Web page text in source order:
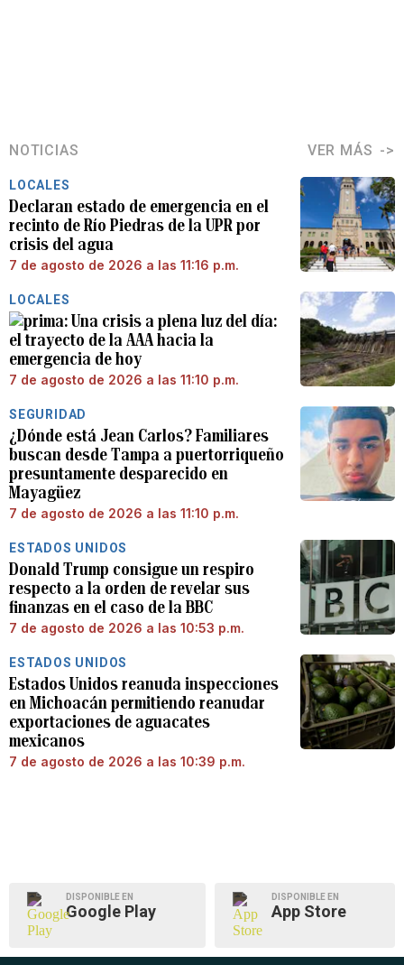
NOTICIAS VER MÁS
LOCALES
Declaran estado de emergencia en el
recinto de Río Piedras de la UPR por
crisis del agua
7 de agosto de 2026 a las 11:16 p.m.
LOCALES
Una crisis a plena luz del día:
el trayecto de la AAA hacia la
emergencia de hoy
7 de agosto de 2026 a las 11:10 p.m.
SEGURIDAD
¿Dónde está Jean Carlos? Familiares
buscan desde Tampa a puertorriqueño
presuntamente desparecido en
Mayagüez
7 de agosto de 2026 a las 11:10 p.m.
ESTADOS UNIDOS
Donald Trump consigue un respiro
respecto a la orden de revelar sus
finanzas en el caso de la BBC
7 de agosto de 2026 a las 10:53 p.m.
ESTADOS UNIDOS
Estados Unidos reanuda inspecciones
en Michoacán permitiendo reanudar
exportaciones de aguacates
mexicanos
7 de agosto de 2026 a las 10:39 p.m.
DISPONIBLE EN
Google Play
DISPONIBLE EN
App Store